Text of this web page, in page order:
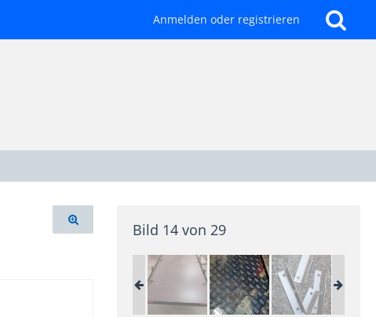
Anmelden oder registrieren
Bild 14 von 29